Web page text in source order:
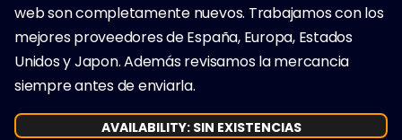
web son completamente nuevos. Trabajamos con los
mejores proveedores de España, Europa, Estados
Unidos y Japon. Además revisamos la mercancia
siempre antes de enviarla.
AVAILABILITY: SIN EXISTENCIAS